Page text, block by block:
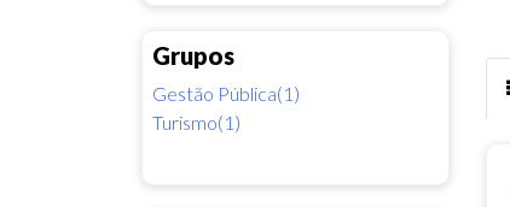
Grupos
Gestão Pública(1)
Turismo(1)